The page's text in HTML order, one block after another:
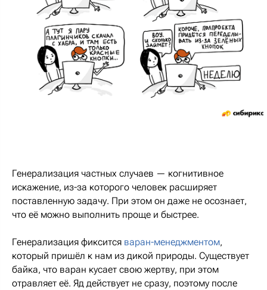
Генерализация частных случаев — когнитивное
искажение, из-за которого человек расширяет
поставленную задачу. При этом он даже не осознает,
что её можно выполнить проще и быстрее.
Генерализация фиксится варан-менеджментом,
который пришёл к нам из дикой природы. Существует
байка, что варан кусает свою жертву, при этом
отравляет её. Яд действует не сразу, поэтому после